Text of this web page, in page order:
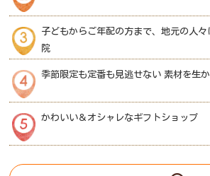
子どもからご年配の方まで、地元の人
院
季節限定も定番も見逃せない 素材を生
かわいい＆オシャレなギフトショップ